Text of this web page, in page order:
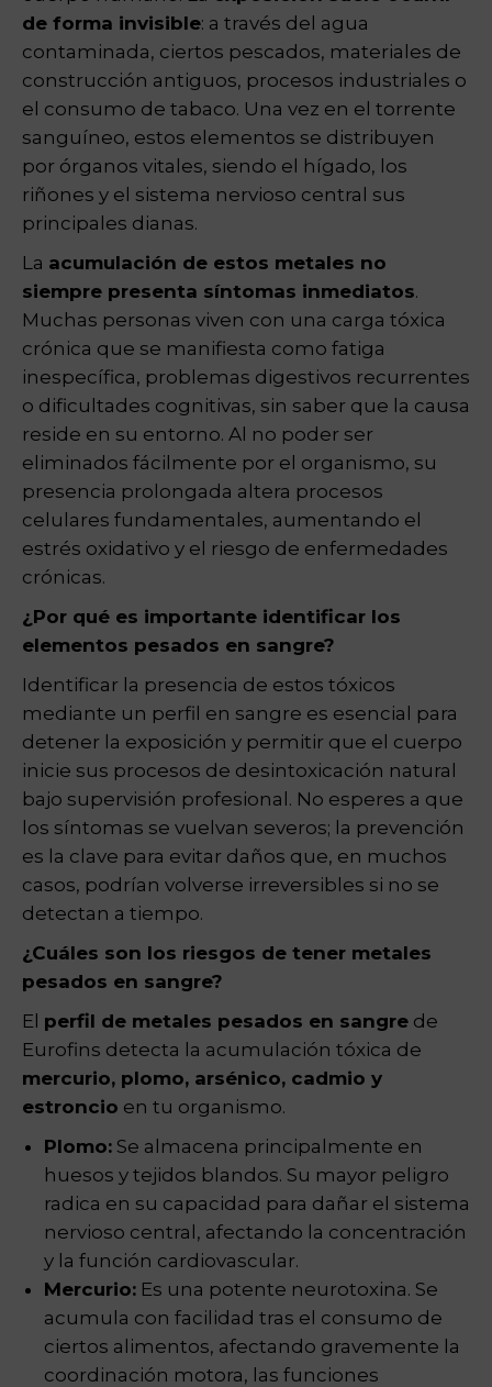
de forma invisible: a través del agua
contaminada, ciertos pescados, materiales de
construcción antiguos, procesos industriales o
el consumo de tabaco. Una vez en el torrente
sanguíneo, estos elementos se distribuyen
por órganos vitales, siendo el hígado, los
riñones y el sistema nervioso central sus
principales dianas.
La acumulación de estos metales no
siempre presenta síntomas inmediatos.
Muchas personas viven con una carga tóxica
crónica que se manifiesta como fatiga
inespecífica, problemas digestivos recurrentes
o dificultades cognitivas, sin saber que la causa
reside en su entorno. Al no poder ser
eliminados fácilmente por el organismo, su
presencia prolongada altera procesos
celulares fundamentales, aumentando el
estrés oxidativo y el riesgo de enfermedades
crónicas.
¿Por qué es importante identificar los
elementos pesados en sangre?
Identificar la presencia de estos tóxicos
mediante un perfil en sangre es esencial para
detener la exposición y permitir que el cuerpo
inicie sus procesos de desintoxicación natural
bajo supervisión profesional. No esperes a que
los síntomas se vuelvan severos; la prevención
es la clave para evitar daños que, en muchos
casos, podrían volverse irreversibles si no se
detectan a tiempo.
¿Cuáles son los riesgos de tener metales
pesados en sangre?
El perfil de metales pesados en sangre de
Eurofins detecta la acumulación tóxica de
mercurio, plomo, arsénico, cadmio y
estroncio en tu organismo.
Plomo: Se almacena principalmente en
huesos y tejidos blandos. Su mayor peligro
radica en su capacidad para dañar el sistema
nervioso central, afectando la concentración
y la función cardiovascular.
Mercurio: Es una potente neurotoxina. Se
acumula con facilidad tras el consumo de
ciertos alimentos, afectando gravemente la
coordinación motora, las funciones